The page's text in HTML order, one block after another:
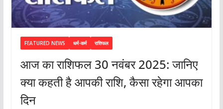
FEATURED NEWS धर्म-कर्म राशिफल
आज का राशिफल 30 नवंबर 2025: जानिए
क्या कहती है आपकी राशि, कैसा रहेगा आपका
दिन